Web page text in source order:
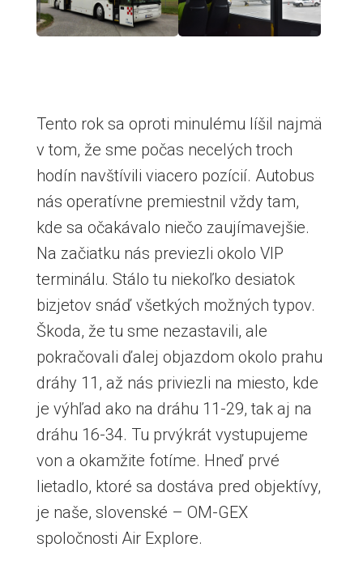
Tento rok sa oproti minulému líšil najmä
v tom, že sme počas necelých troch
hodín navštívili viacero pozícií. Autobus
nás operatívne premiestnil vždy tam,
kde sa očakávalo niečo zaujímavejšie.
Na začiatku nás previezli okolo VIP
terminálu. Stálo tu niekoľko desiatok
bizjetov snáď všetkých možných typov.
Škoda, že tu sme nezastavili, ale
pokračovali ďalej objazdom okolo prahu
dráhy 11, až nás priviezli na miesto, kde
je výhľad ako na dráhu 11-29, tak aj na
dráhu 16-34. Tu prvýkrát vystupujeme
von a okamžite fotíme. Hneď prvé
lietadlo, ktoré sa dostáva pred objektívy,
je naše, slovenské – OM-GEX
spoločnosti Air Explore.